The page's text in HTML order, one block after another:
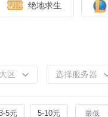
绝地求生
区 选择服务器
5元 5-10元